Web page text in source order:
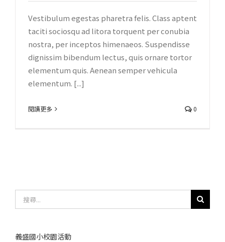
Vestibulum egestas pharetra felis. Class aptent
taciti sociosqu ad litora torquent per conubia
nostra, per inceptos himenaeos. Suspendisse
dignissim bibendum lectus, quis ornare tortor
elementum quis. Aenean semper vehicula
elementum. [...]
閱讀更多 0
尋
果：
義盛國小校園活動